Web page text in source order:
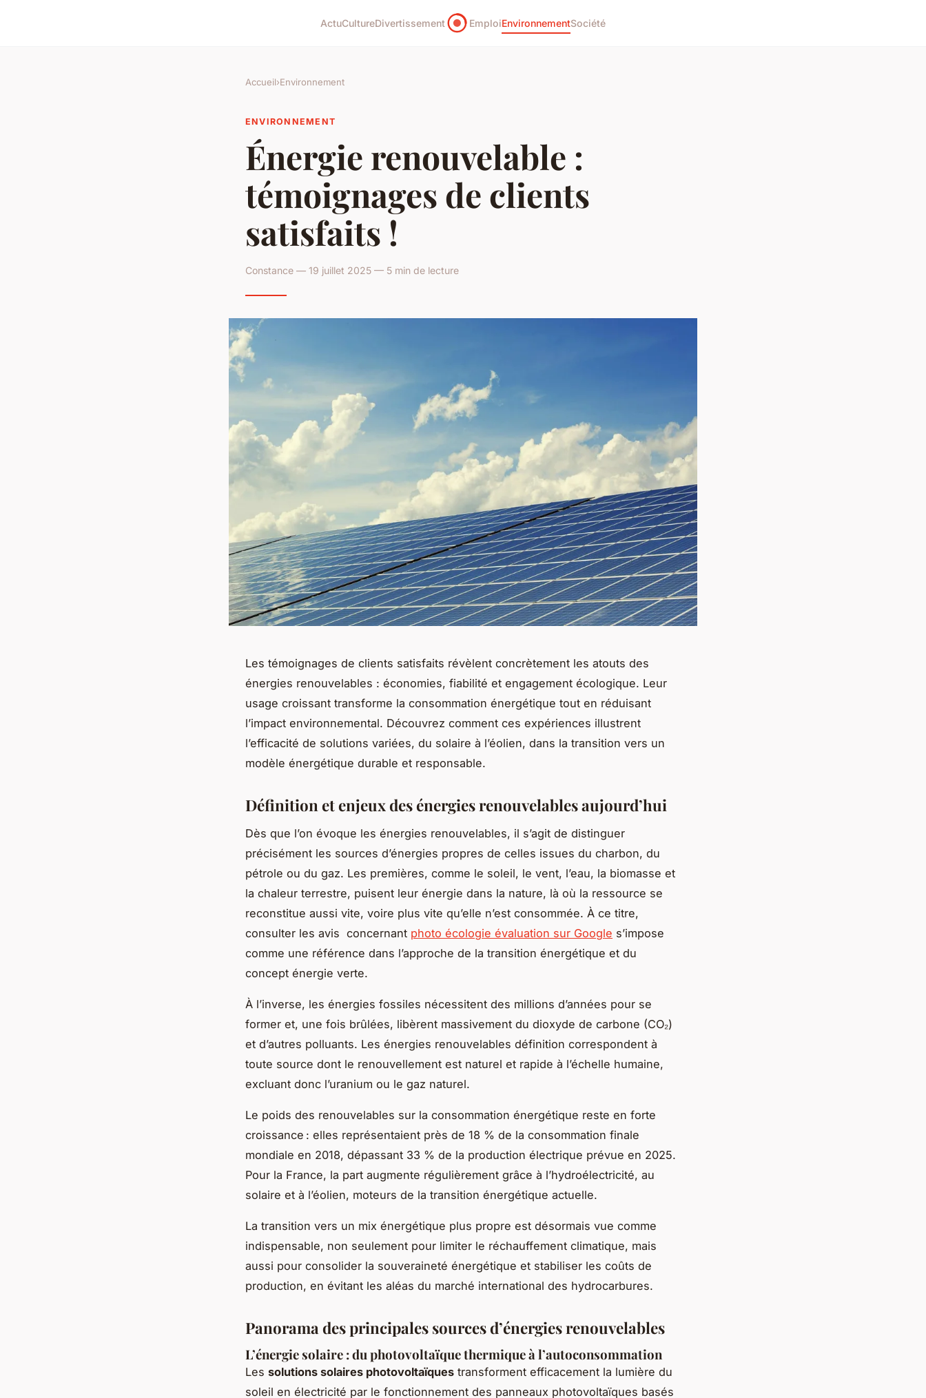
ActuCultureDivertissement EmploiEnvironnementSociété
Accueil›Environnement
ENVIRONNEMENT
Énergie renouvelable :
témoignages de clients
satisfaits !
Constance — 19 juillet 2025 — 5 min de lecture
Les témoignages de clients satisfaits révèlent concrètement les atouts des
énergies renouvelables : économies, fiabilité et engagement écologique. Leur
usage croissant transforme la consommation énergétique tout en réduisant
l’impact environnemental. Découvrez comment ces expériences illustrent
l’efficacité de solutions variées, du solaire à l’éolien, dans la transition vers un
modèle énergétique durable et responsable.
Définition et enjeux des énergies renouvelables aujourd’hui
Dès que l’on évoque les énergies renouvelables, il s’agit de distinguer
précisément les sources d’énergies propres de celles issues du charbon, du
pétrole ou du gaz. Les premières, comme le soleil, le vent, l’eau, la biomasse et
la chaleur terrestre, puisent leur énergie dans la nature, là où la ressource se
reconstitue aussi vite, voire plus vite qu’elle n’est consommée. À ce titre,
consulter les avis concernant photo écologie évaluation sur Google s’impose
comme une référence dans l’approche de la transition énergétique et du
concept énergie verte.
À l’inverse, les énergies fossiles nécessitent des millions d’années pour se
former et, une fois brûlées, libèrent massivement du dioxyde de carbone (CO₂)
et d’autres polluants. Les énergies renouvelables définition correspondent à
toute source dont le renouvellement est naturel et rapide à l’échelle humaine,
excluant donc l’uranium ou le gaz naturel.
Le poids des renouvelables sur la consommation énergétique reste en forte
croissance : elles représentaient près de 18 % de la consommation finale
mondiale en 2018, dépassant 33 % de la production électrique prévue en 2025.
Pour la France, la part augmente régulièrement grâce à l’hydroélectricité, au
solaire et à l’éolien, moteurs de la transition énergétique actuelle.
La transition vers un mix énergétique plus propre est désormais vue comme
indispensable, non seulement pour limiter le réchauffement climatique, mais
aussi pour consolider la souveraineté énergétique et stabiliser les coûts de
production, en évitant les aléas du marché international des hydrocarbures.
Panorama des principales sources d’énergies renouvelables
L’énergie solaire : du photovoltaïque thermique à l’autoconsommation
Les solutions solaires photovoltaïques transforment efficacement la lumière du
soleil en électricité par le fonctionnement des panneaux photovoltaïques basés